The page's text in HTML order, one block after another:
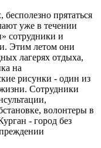
прятаться
уже в течении
сотрудники и
Этим летом они
лагерях отдыха,
на
рисунки - один из
жизни. Сотрудники
волонтеры в
- город без